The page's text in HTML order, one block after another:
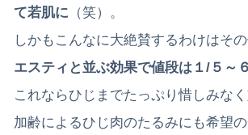
て若肌に （笑）。
しかもこんなに大絶賛するわけはその
エスティと並ぶ効果で値段は１/５～６
これならひじまでたっぷり惜しみな
加齢によるひじ肉のたるみにも希望